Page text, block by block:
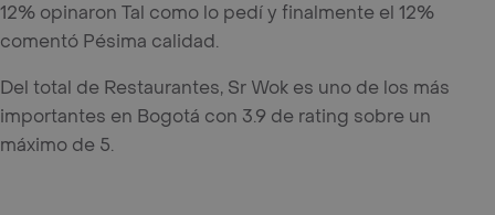
12% opinaron Tal como lo pedí y finalmente el 12%
comentó Pésima calidad.
Del total de Restaurantes, Sr Wok es uno de los más
importantes en Bogotá con 3.9 de rating sobre un
máximo de 5.